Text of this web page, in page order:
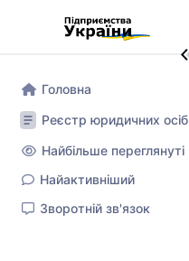
Головна
Реєстр юридичних осіб
Найбільше переглянуті
Найактивніший
Зворотній зв'язок